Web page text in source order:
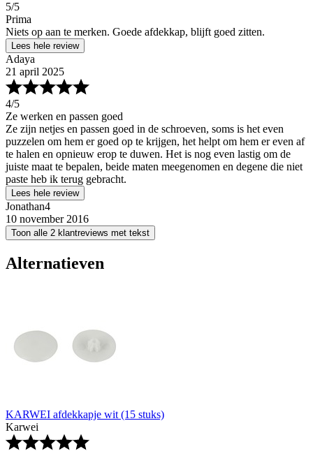
5/5
Prima
Niets op aan te merken. Goede afdekkap, blijft goed zitten.
Lees hele review
Adaya
21 april 2025
4/5
Ze werken en passen goed
Ze zijn netjes en passen goed in de schroeven, soms is het even
puzzelen om hem er goed op te krijgen, het helpt om hem er even af
te halen en opnieuw erop te duwen. Het is nog even lastig om de
juiste maat te bepalen, beide maten meegenomen en degene die niet
paste heb ik terug gebracht.
Lees hele review
Jonathan4
10 november 2016
Toon alle 2 klantreviews met tekst
Alternatieven
KARWEI afdekkapje wit (15 stuks)
Karwei